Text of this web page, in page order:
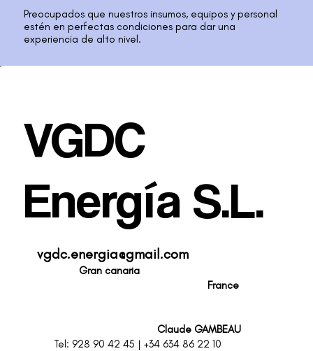
VGDC
Energía S.L.
vgdc.energia@gmail.com
Gran canaria
France
Claude GAMBEAU
Tel: 928 90 42 45 | +34 634 86 22 10
Preocupados que nuestros insumos, equipos y personal
estén en perfectas condiciones para dar una
experiencia de alto nivel.